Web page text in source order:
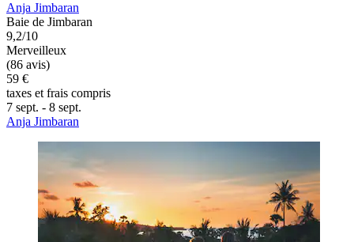
Anja Jimbaran
Baie de Jimbaran
9,2/10
Merveilleux
(86 avis)
59 €
taxes et frais compris
7 sept. - 8 sept.
Anja Jimbaran